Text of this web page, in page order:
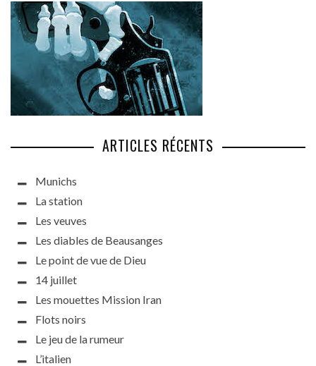
ARTICLES RÉCENTS
Munichs
La station
Les veuves
Les diables de Beausanges
Le point de vue de Dieu
14 juillet
Les mouettes Mission Iran
Flots noirs
Le jeu de la rumeur
L’italien